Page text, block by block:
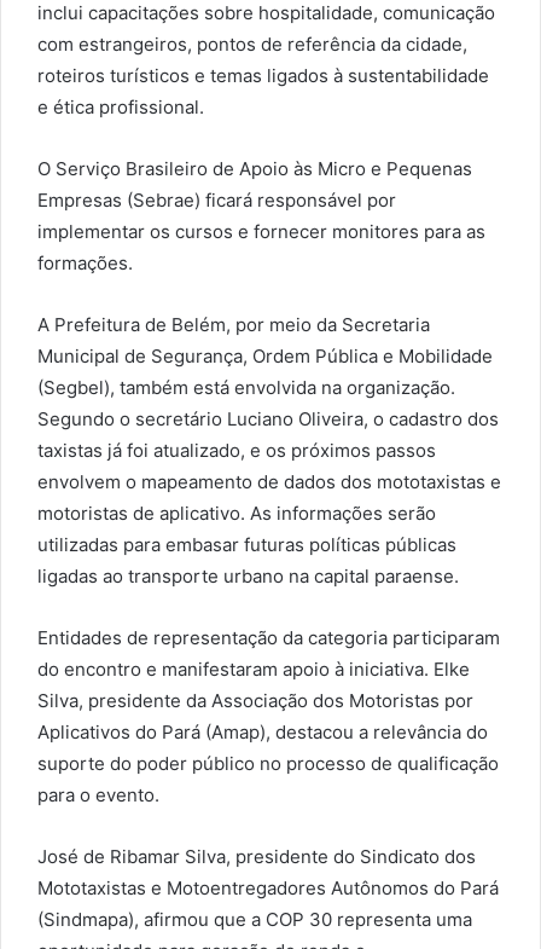
inclui capacitações sobre hospitalidade, comunicação
com estrangeiros, pontos de referência da cidade,
roteiros turísticos e temas ligados à sustentabilidade
e ética profissional.
O Serviço Brasileiro de Apoio às Micro e Pequenas
Empresas (Sebrae) ficará responsável por
implementar os cursos e fornecer monitores para as
formações.
A Prefeitura de Belém, por meio da Secretaria
Municipal de Segurança, Ordem Pública e Mobilidade
(Segbel), também está envolvida na organização.
Segundo o secretário Luciano Oliveira, o cadastro dos
taxistas já foi atualizado, e os próximos passos
envolvem o mapeamento de dados dos mototaxistas e
motoristas de aplicativo. As informações serão
utilizadas para embasar futuras políticas públicas
ligadas ao transporte urbano na capital paraense.
Entidades de representação da categoria participaram
do encontro e manifestaram apoio à iniciativa. Elke
Silva, presidente da Associação dos Motoristas por
Aplicativos do Pará (Amap), destacou a relevância do
suporte do poder público no processo de qualificação
para o evento.
José de Ribamar Silva, presidente do Sindicato dos
Mototaxistas e Motoentregadores Autônomos do Pará
(Sindmapa), afirmou que a COP 30 representa uma